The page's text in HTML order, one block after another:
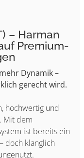
– Harman
Premium-
Dynamik –
gerecht wird.
hochwertig und
Mit dem
ist bereits ein
doch klanglich